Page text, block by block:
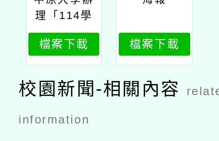
理「114學
年度第1學
期學士、碩
士學分專班
（隨班附
讀）」招生
公文
檔案下載 檔案下載
校園新聞-相關內容
information